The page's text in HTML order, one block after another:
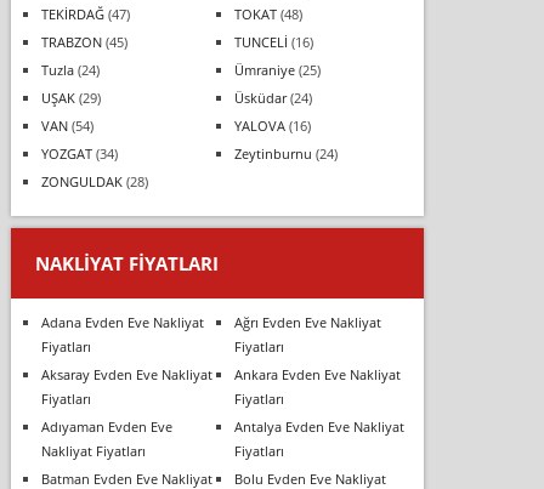
TEKİRDAĞ(47) TOKAT(48)
TRABZON(45) TUNCELİ (16)
Tuzla(24) Ümraniye(25)
UŞAK(29) Üsküdar(24)
VAN(54) YALOVA(16)
YOZGAT(34) Zeytinburnu (24)
ZONGULDAK(28)
NAKLIYAT FIYATLARI
Adana Evden Eve Nakliyat
Fiyatları
Ağrı Evden Eve Nakliyat
Fiyatları
Aksaray Evden Eve Nakliyat
Fiyatları
Ankara Evden Eve Nakliyat
Fiyatları
Adıyaman Evden Eve
Nakliyat Fiyatları
Antalya Evden Eve Nakliyat
Fiyatları
Batman Evden Eve Nakliyat
Bolu Evden Eve Nakliyat